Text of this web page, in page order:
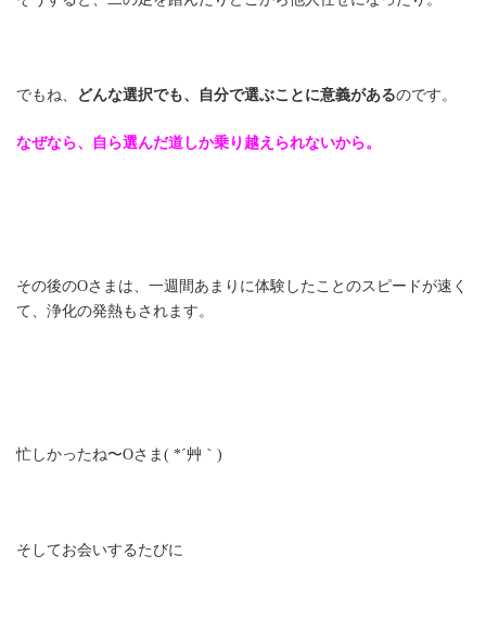
でもね、 どんな選択でも、自分で選ぶことに意義があるのです。
なぜなら、自ら選んだ道しか乗り越えられないから。
その後のOさまは、一週間あまりに体験したことのスピードが速く
て、浄化の発熱もされます。
忙しかったね〜Oさま( *´艸｀)
そしてお会いするたびに